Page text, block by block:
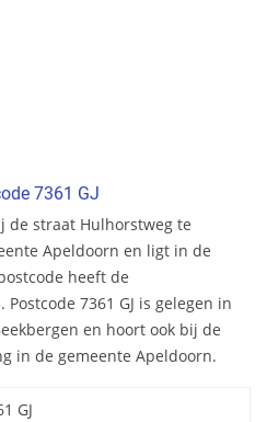
7361 GJ
de straat Hulhorstweg te
Apeldoorn en ligt in de
heeft de
7361 GJ is gelegen in
en hoort ook bij de
in de gemeente Apeldoorn.
GJ